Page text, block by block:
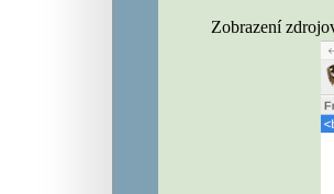
Zobrazení